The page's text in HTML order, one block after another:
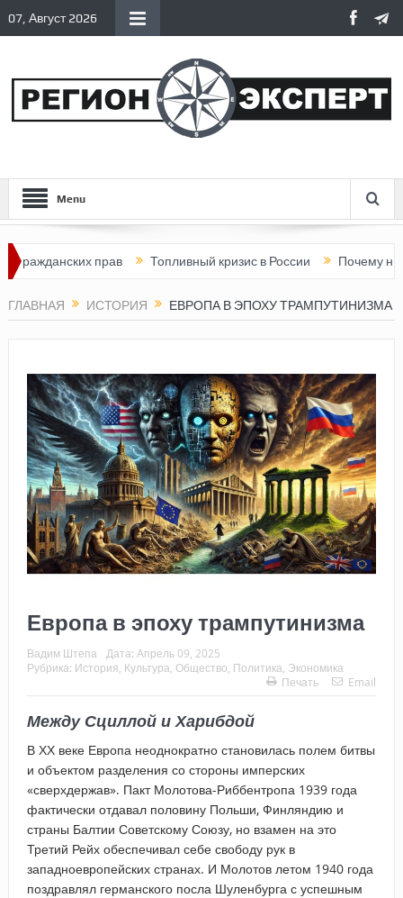
07, Август 2026
Menu
прав Топливный кризис в России Почему нынешняя
ГЛАВНАЯ ИСТОРИЯ ЕВРОПА В ЭПОХУ ТРАМПУТИНИЗМА
Европа в эпоху трампутинизма
Вадим Штепа Дата: Апрель 09, 2025
Рубрика: История Культура Общество Политика Экономика
Печать
Email
Между Сциллой и Харибдой
В ХХ веке Европа неоднократно становилась полем битвы
и объектом разделения со стороны имперских
«сверхдержав». Пакт Молотова-Риббентропа 1939 года
фактически отдавал половину Польши, Финляндию и
страны Балтии Советскому Союзу, но взамен на это
Третий Рейх обеспечивал себе свободу рук в
западноевропейских странах. И Молотов летом 1940 года
поздравлял германского посла Шуленбурга с успешным